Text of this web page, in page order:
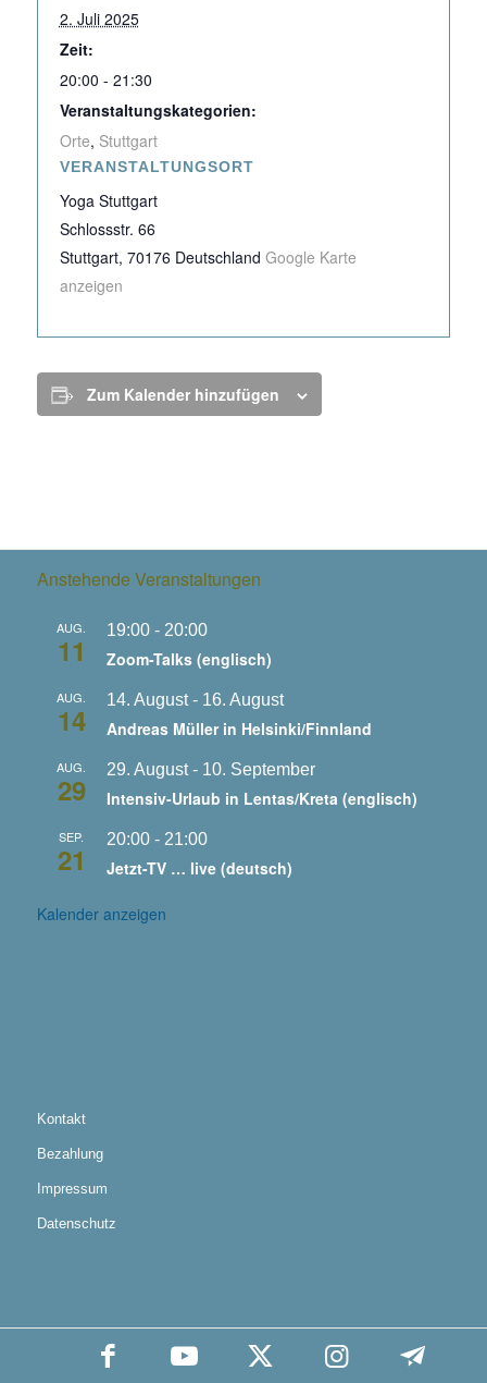
2. Juli 2025
Zeit:
20:00 - 21:30
Veranstaltungskategorien:
Orte, Stuttgart
VERANSTALTUNGSORT
Yoga Stuttgart
Schlossstr. 66
Stuttgart, 70176 Deutschland Google Karte
anzeigen
Zum Kalender hinzufügen
Anstehende Veranstaltungen
AUG.
11
19:00- 20:00
Zoom-Talks (englisch)
AUG.
14
14. August- 16. August
Andreas Müller in Helsinki/Finnland
AUG.
29
29. August- 10. September
Intensiv-Urlaub in Lentas/Kreta (englisch)
SEP.
21
20:00- 21:00
Jetzt-TV … live (deutsch)
Kalender anzeigen
Kontakt
Bezahlung
Impressum
Datenschutz